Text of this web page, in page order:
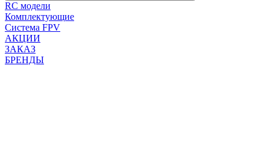
RC модели
Комплектующие
Система FPV
АКЦИИ
ЗАКАЗ
БРЕНДЫ